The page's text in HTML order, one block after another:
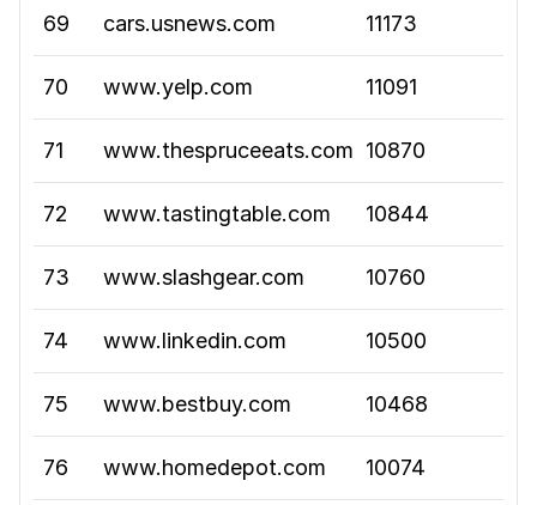
69 cars.usnews.com 11173
70 www.yelp.com 11091
71 www.thespruceeats.com 10870
72 www.tastingtable.com 10844
73 www.slashgear.com 10760
74 www.linkedin.com 10500
75 www.bestbuy.com 10468
76 www.homedepot.com 10074